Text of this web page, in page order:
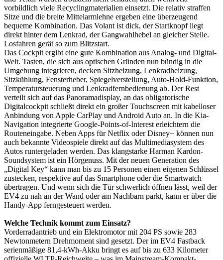
vorbildlich viele Recyclingmaterialien einsetzt. Die relativ straffen
Sitze und die breite Mittelarmlehne ergeben eine überzeugend
bequeme Kombination. Das Volant ist dick, der Startknopf liegt
direkt hinter dem Lenkrad, der Gangwahlhebel an gleicher Stelle.
Losfahren gerät so zum Blitzstart.
Das Cockpit ergibt eine gute Kombination aus Analog- und Digital-
Welt. Tasten, die sich aus optischen Gründen nun bündig in die
Umgebung integrieren, decken Sitzheizung, Lenkradheizung,
Sitzkühlung, Fensterheber, Spiegelverstellung, Auto-Hold-Funktion,
Temperatursteuerung und Lenkradfernbedienung ab. Der Rest
verteilt sich auf das Panoramadisplay, an das obligatorische
Digitalcockpit schließt direkt ein großer Touchscreen mit kabelloser
Anbindung von Apple CarPlay und Android Auto an. In die Kia-
Navigation integrierte Google-Points-of-Interest erleichtern die
Routeneingabe. Neben Apps für Netflix oder Disney+ können nun
auch bekannte Videospiele direkt auf das Multimediasystem des
Autos runtergeladen werden. Das klangstarke Harman Kardon-
Soundsystem ist ein Hörgenuss. Mit der neuen Generation des
„Digital Key“ kann man bis zu 15 Personen einen eigenen Schlüssel
zustecken, respektive auf das Smartphone oder die Smartwatch
übertragen. Und wenn sich die Tür schwerlich öffnen lässt, weil der
EV4 zu nah an der Wand oder am Nachbarn parkt, kann er über die
Handy-App ferngesteuert werden.
Welche Technik kommt zum Einsatz?
Vorderradantrieb und ein Elektromotor mit 204 PS sowie 283
Newtonmetern Drehmoment sind gesetzt. Der im EV4 Fastback
serienmäßige 81,4-kWh-Akku bringt es auf bis zu 633 Kilometer